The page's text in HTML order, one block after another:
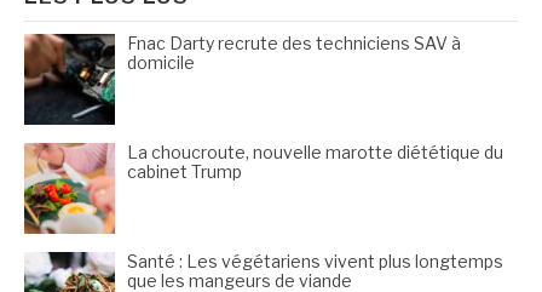
Fnac Darty recrute des techniciens SAV à
domicile
La choucroute, nouvelle marotte diététique du
cabinet Trump
Santé : Les végétariens vivent plus longtemps
que les mangeurs de viande